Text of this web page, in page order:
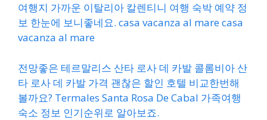
여행지 가까운 이탈리아 칼렌티니 여행 숙박 예약 정
보 한눈에 보니좋네요. casa vacanza al mare casa
vacanza al mare
전망좋은 테르말리스 산타 로사 데 카발 콜롬비아 산
타 로사 데 카발 가격 괜찮은 할인 호텔 비교한번해
볼까요? Termales Santa Rosa De Cabal 가족여행
숙소 정보 인기순위로 알아보죠.